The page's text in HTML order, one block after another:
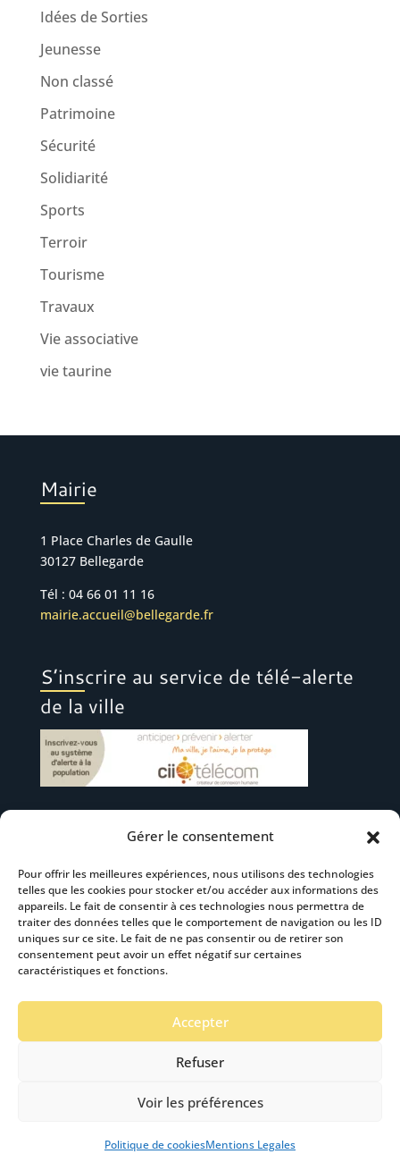
Gérer le consentement
Pour offrir les meilleures expériences, nous utilisons des technologies
telles que les cookies pour stocker et/ou accéder aux informations des
appareils. Le fait de consentir à ces technologies nous permettra de
traiter des données telles que le comportement de navigation ou les ID
uniques sur ce site. Le fait de ne pas consentir ou de retirer son
consentement peut avoir un effet négatif sur certaines
caractéristiques et fonctions.
Accepter
Refuser
Voir les préférences
Politique de cookiesMentions Legales
Idées de Sorties
Jeunesse
Non classé
Patrimoine
Sécurité
Solidiarité
Sports
Terroir
Tourisme
Travaux
Vie associative
vie taurine
Mairie
1 Place Charles de Gaulle
30127 Bellegarde
Tél : 04 66 01 11 16
mairie.accueil@bellegarde.fr
S’inscrire au service de télé-alerte
de la ville
Suivez-nous
S’abonner à la newsletter
Stardust Communication Copyright © 2019 -2024